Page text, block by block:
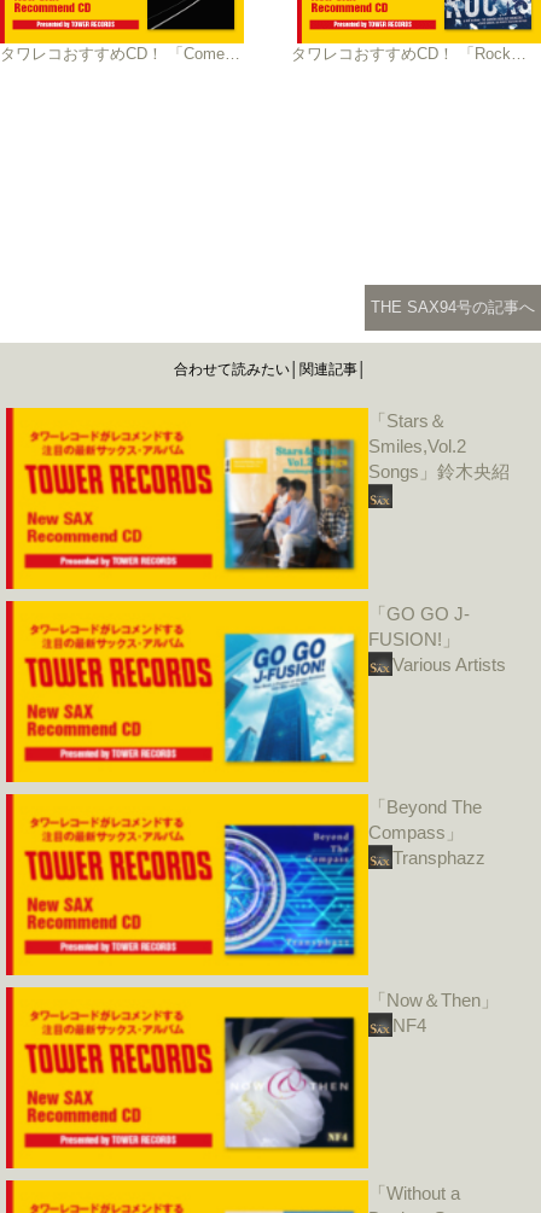
タワレコおすすめCD！ 「Come What May」Joshua Redman Quartet タワレコおすすめCD！ 「Rocks」 Randy Brecker ほか
THE SAX94号の記事へ
合わせて読みたい│関連記事│
「Stars＆
Smiles,Vol.2
Songs」鈴木央紹
「GO GO J-
FUSION!」
Various Artists
「Beyond The
Compass」
Transphazz
「Now＆Then」
NF4
「Without a